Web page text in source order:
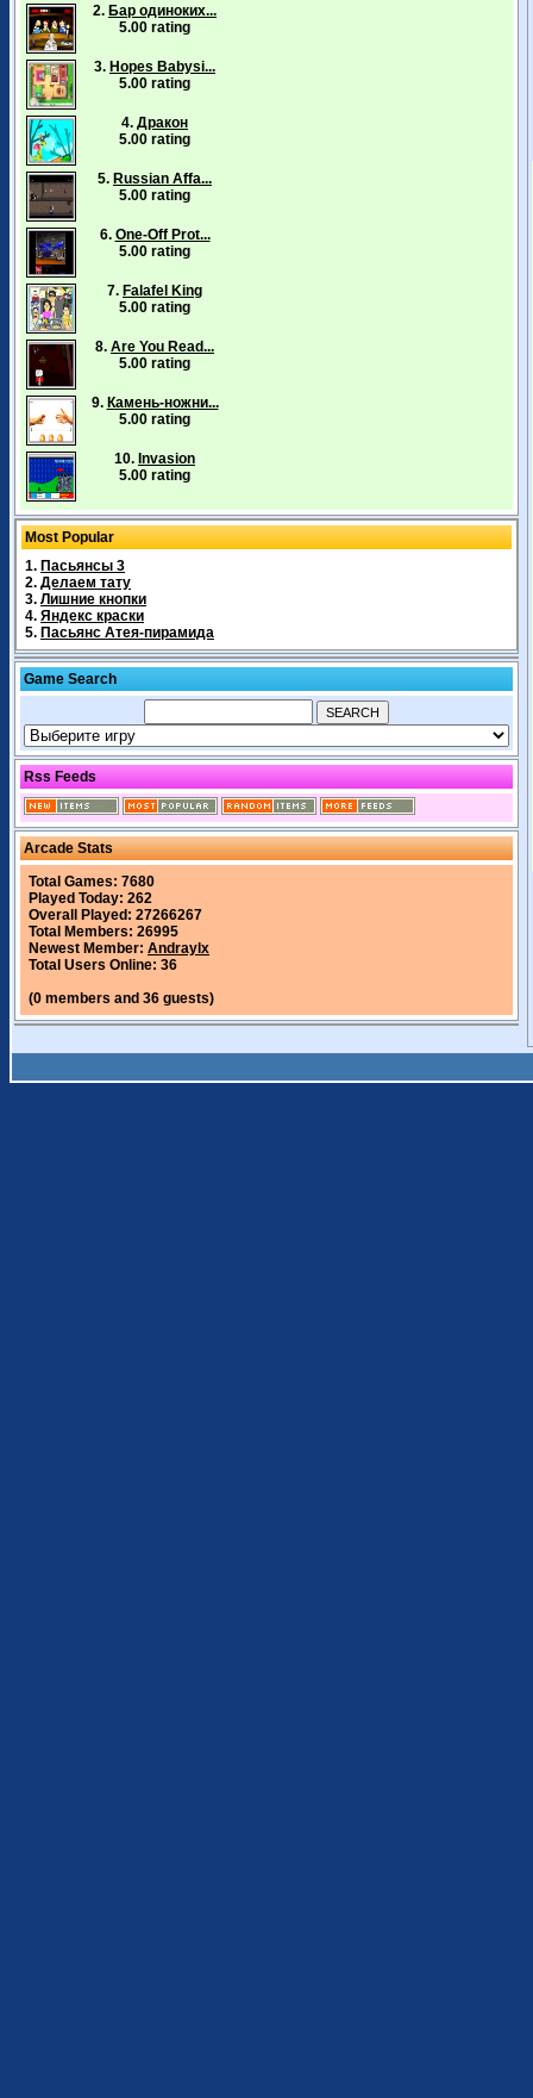
2. Бар одиноких...
5.00 rating
3. Hopes Babysi...
5.00 rating
4. Дракон
5.00 rating
5. Russian Affa...
5.00 rating
6. One-Off Prot...
5.00 rating
7. Falafel King
5.00 rating
8. Are You Read...
5.00 rating
9. Камень-ножни...
5.00 rating
10. Invasion
5.00 rating
Most Popular
1. Пасьянсы 3
2. Делаем тату
3. Лишние кнопки
4. Яндекс краски
5. Пасьянс Атея-пирамида
Game Search
Rss Feeds
Arcade Stats
Total Games: 7680
Played Today: 262
Overall Played: 27266267
Total Members: 26995
Newest Member: Andraylx
Total Users Online: 36
(0 members and 36 guests)